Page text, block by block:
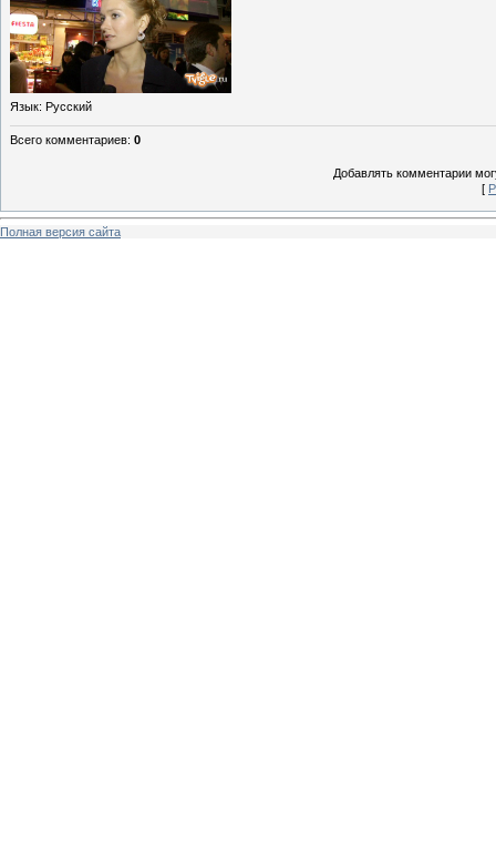
Язык: Русский
Всего комментариев: 0
Добавлять комментарии
[
Полная версия сайта